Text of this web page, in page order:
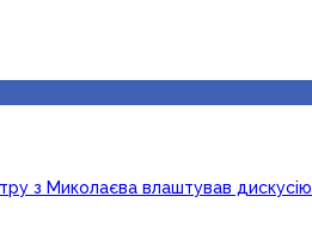
з Миколаєва влаштував дискусію